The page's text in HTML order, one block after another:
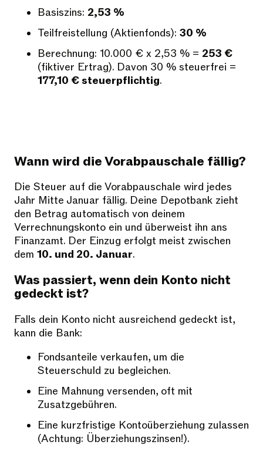
Basiszins: 2,53 %
Teilfreistellung (Aktienfonds): 30 %
Berechnung: 10.000 € x 2,53 % = 253 €
(fiktiver Ertrag). Davon 30 % steuerfrei =
177,10 € steuerpflichtig.
Wann wird die Vorabpauschale fällig?
Die Steuer auf die Vorabpauschale wird jedes
Jahr Mitte Januar fällig. Deine Depotbank zieht
den Betrag automatisch von deinem
Verrechnungskonto ein und überweist ihn ans
Finanzamt. Der Einzug erfolgt meist zwischen
dem 10. und 20. Januar.
Was passiert, wenn dein Konto nicht
gedeckt ist?
Falls dein Konto nicht ausreichend gedeckt ist,
kann die Bank:
Fondsanteile verkaufen, um die
Steuerschuld zu begleichen.
Eine Mahnung versenden, oft mit
Zusatzgebühren.
Eine kurzfristige Kontoüberziehung zulassen
(Achtung: Überziehungszinsen!).